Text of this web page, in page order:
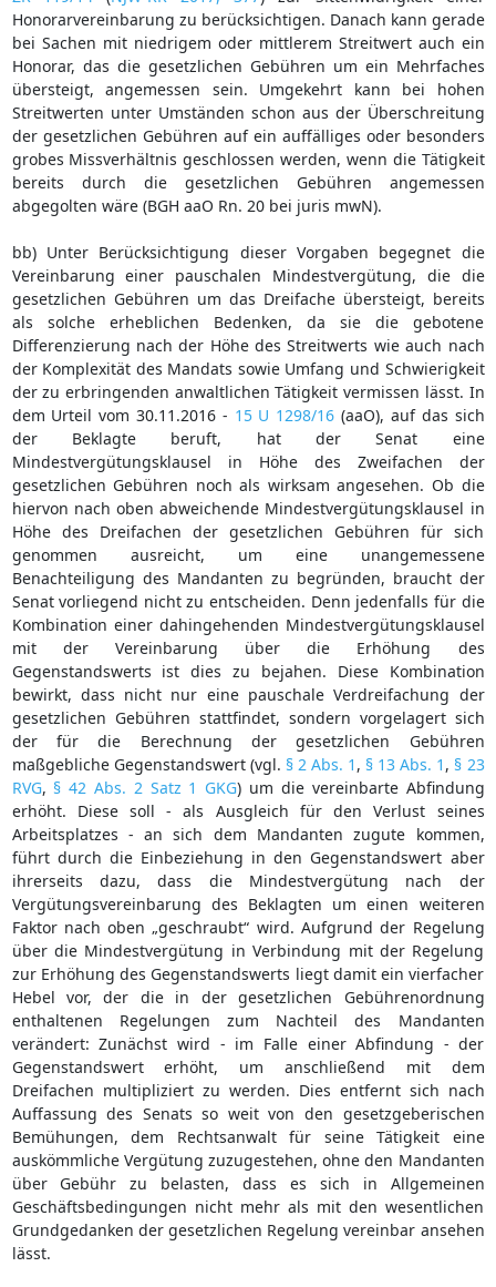
Honorarvereinbarung zu berücksichtigen. Danach kann gerade
bei Sachen mit niedrigem oder mittlerem Streitwert auch ein
Honorar, das die gesetzlichen Gebühren um ein Mehrfaches
übersteigt, angemessen sein. Umgekehrt kann bei hohen
Streitwerten unter Umständen schon aus der Überschreitung
der gesetzlichen Gebühren auf ein auffälliges oder besonders
grobes Missverhältnis geschlossen werden, wenn die Tätigkeit
bereits durch die gesetzlichen Gebühren angemessen
abgegolten wäre (BGH aaO Rn. 20 bei juris mwN).
bb) Unter Berücksichtigung dieser Vorgaben begegnet die
Vereinbarung einer pauschalen Mindestvergütung, die die
gesetzlichen Gebühren um das Dreifache übersteigt, bereits
als solche erheblichen Bedenken, da sie die gebotene
Differenzierung nach der Höhe des Streitwerts wie auch nach
der Komplexität des Mandats sowie Umfang und Schwierigkeit
der zu erbringenden anwaltlichen Tätigkeit vermissen lässt. In
dem Urteil vom 30.11.2016 - 15 U 1298/16 (aaO), auf das sich
der Beklagte beruft, hat der Senat eine
Mindestvergütungsklausel in Höhe des Zweifachen der
gesetzlichen Gebühren noch als wirksam angesehen. Ob die
hiervon nach oben abweichende Mindestvergütungsklausel in
Höhe des Dreifachen der gesetzlichen Gebühren für sich
genommen ausreicht, um eine unangemessene
Benachteiligung des Mandanten zu begründen, braucht der
Senat vorliegend nicht zu entscheiden. Denn jedenfalls für die
Kombination einer dahingehenden Mindestvergütungsklausel
mit der Vereinbarung über die Erhöhung des
Gegenstandswerts ist dies zu bejahen. Diese Kombination
bewirkt, dass nicht nur eine pauschale Verdreifachung der
gesetzlichen Gebühren stattfindet, sondern vorgelagert sich
der für die Berechnung der gesetzlichen Gebühren
maßgebliche Gegenstandswert (vgl. § 2 Abs. 1 , § 13 Abs. 1 , § 23
RVG, § 42 Abs. 2 Satz 1 GKG) um die vereinbarte Abfindung
erhöht. Diese soll - als Ausgleich für den Verlust seines
Arbeitsplatzes - an sich dem Mandanten zugute kommen,
führt durch die Einbeziehung in den Gegenstandswert aber
ihrerseits dazu, dass die Mindestvergütung nach der
Vergütungsvereinbarung des Beklagten um einen weiteren
Faktor nach oben „geschraubt“ wird. Aufgrund der Regelung
über die Mindestvergütung in Verbindung mit der Regelung
zur Erhöhung des Gegenstandswerts liegt damit ein vierfacher
Hebel vor, der die in der gesetzlichen Gebührenordnung
enthaltenen Regelungen zum Nachteil des Mandanten
verändert: Zunächst wird - im Falle einer Abfindung - der
Gegenstandswert erhöht, um anschließend mit dem
Dreifachen multipliziert zu werden. Dies entfernt sich nach
Auffassung des Senats so weit von den gesetzgeberischen
Bemühungen, dem Rechtsanwalt für seine Tätigkeit eine
auskömmliche Vergütung zuzugestehen, ohne den Mandanten
über Gebühr zu belasten, dass es sich in Allgemeinen
Geschäftsbedingungen nicht mehr als mit den wesentlichen
Grundgedanken der gesetzlichen Regelung vereinbar ansehen
lässt.